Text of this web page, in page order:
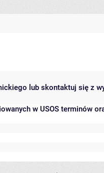
lub skontaktuj się z
w USOS terminów